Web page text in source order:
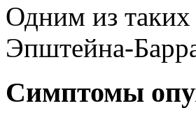
Одним из таких
Эпштейна-
Симптомы